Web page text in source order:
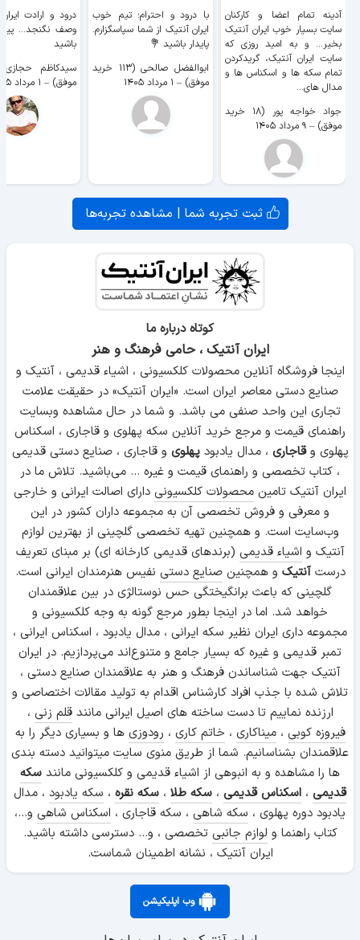
آدینه تمام اعضا و کارکنان
سایت بسیار خوب ايران آنتیک
بخیر... و به امید روزی که
سایت ايران آنتیک، گریدکردن
تمام سکه ها و اسکناس ها و
مدال های...
جواد خواجه پور (۱۸ خرید
موفق) – ۹ مرداد ۱۴۰۵
با درود و احترام؛ تیم خوب
ایران آنتیک از شما سپاسگزارم.
پایدار باشید 💐
ابوالفضل صالحی (۱۱۳ خرید
موفق) – ۱ مرداد ۱۴۰۵
درود و ارادت
وصف نگنجد...
باشید
موفق) – ۱ مرداد ۱۴۰۵
ثبت تجربه شما | مشاهده تجربه‌ها
کوتاه درباره ما
ایران آنتیک ، حامی فرهنگ و هنر
اینجا فروشگاه آنلاین محصولات کلکسیونی ، اشیاء قدیمی ، آنتیک و
صنایع دستی معاصر ایران است. «ایران آنتیک» در حقیقت علامت
تجاری این واحد صنفی می باشد. و شما در حال مشاهده وبسایت
راهنمای قیمت و مرجع خرید آنلاین سکه پهلوی و قاجاری ، اسکناس
پهلوی وقاجاری ، مدال یادبودپهلوی و قاجاری ، صنایع دستی قدیمی
، کتاب تخصصی و راهنمای قیمت و غیره ... می‌باشید. تلاش ما در
ایران آنتیک تامین محصولات کلکسیونی دارای اصالت ایرانی و خارجی
و معرفی و فروش تخصصی آن به مجموعه داران کشور در این
وب‌سایت است. و همچنین تهیه تخصصی گلچینی از بهترین لوازم
آنتیک و اشیاء قدیمی (برندهای قدیمی کارخانه ای) بر مبنای تعریف
درستآنتیک و همچنینصنایع دستی نفیس هنرمندان ایرانی است.
گلچینی که باعث برانگیختگی حس نوستالژی در بین علاقمندان
خواهد شد. اما در اینجا بطور مرجع گونه به وجه کلکسیونی و
مجموعه داری ایران نظیر سکه ایرانی ، مدال یادبود ، اسکناس ایرانی ،
تمبر قدیمی و غیره که بسیار جامع و متنوع‌اند می‌پردازیم. در ایران
آنتیک جهت شناساندن فرهنگ و هنر به علاقمندان صنایع دستی ،
تلاش شده با جذب افراد کارشناس اقدام به تولید مقالات اختصاصی و
ارزنده نماییم تا دست ساخته های اصیل ایرانی مانندقلم زنی ،
فیروزه کوبی ،میناکاری ، خاتم کاری ، رودوزی ها و بسیاری دیگر را به
علاقمندان بشناسانیم. شما از طریق منوی سایت میتوانید دسته بندی
ها را مشاهده و به انبوهی از اشیاء قدیمی و کلکسیونی مانند سکه
قدیمی ، اسکناس قدیمی ، سکه طلا ، سکه نقره ، سکه یادبود ، مدال
یادبود دوره پهلوی ، سکه شاهی ، سکه قاجاری ، اسکناس شاهی و...،
کتاب راهنما و لوازم جانبی تخصصی ، و... دسترسی داشته باشید.
ایران آنتیک ، نشانه اطمینان شماست.
وب اپلیکیشن